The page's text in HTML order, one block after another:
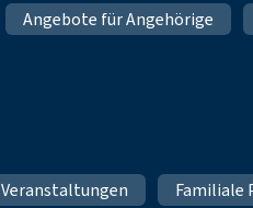
Angebote für Angehörige
Veranstaltungen Familiale